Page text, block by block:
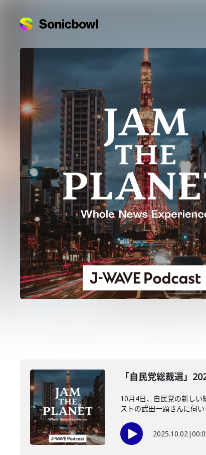
「自民党総裁選」
10月4日、自民党の新しい
ストの武田一顕さんに伺い
2025.10.02|